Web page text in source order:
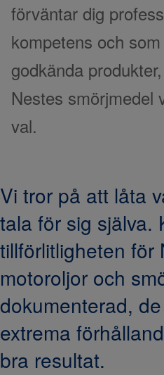
förväntar dig
kompetens och
godkända
Nestes smörjmedel
val.
Vi tror på att låta
tala för sig själva.
tillförlitligheten för
motoroljor och
dokumenterad,
extrema
bra resultat.